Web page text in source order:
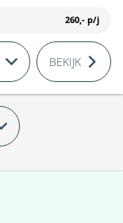
260,- p/j
BEKIJK